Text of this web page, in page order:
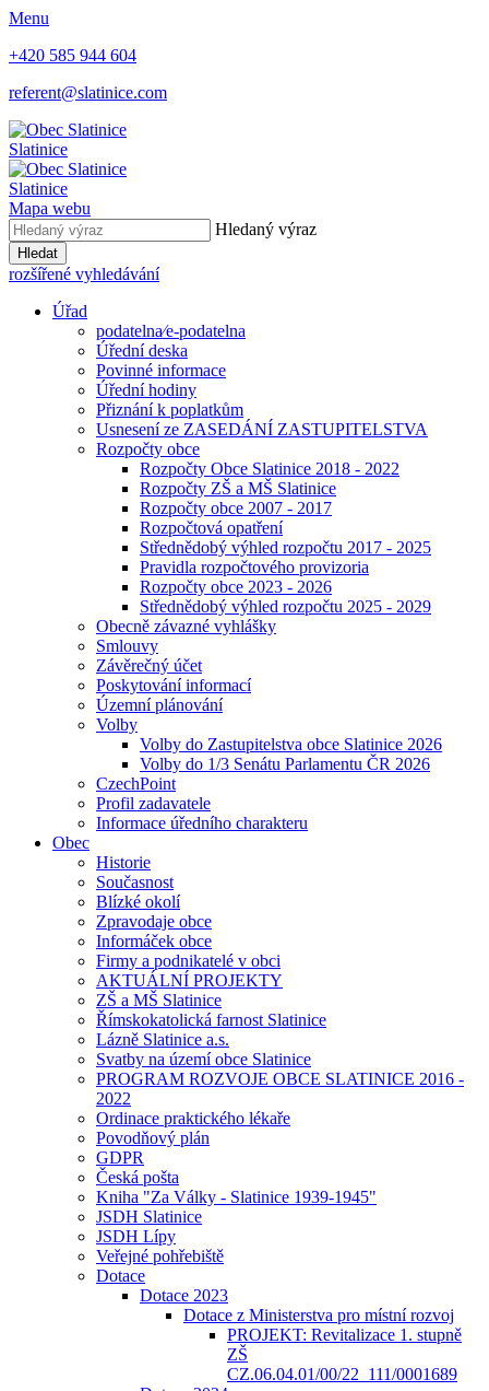
Menu
+420 585 944 604
referent@slatinice.com
Slatinice
Slatinice
Mapa webu
Hledaný výraz
Hledat
rozšířené vyhledávání
Úřad
podatelna⁄e-podatelna
Úřední deska
Povinné informace
Úřední hodiny
Přiznání k poplatkům
Usnesení ze ZASEDÁNÍ ZASTUPITELSTVA
Rozpočty obce
Rozpočty Obce Slatinice 2018 - 2022
Rozpočty ZŠ a MŠ Slatinice
Rozpočty obce 2007 - 2017
Rozpočtová opatření
Střednědobý výhled rozpočtu 2017 - 2025
Pravidla rozpočtového provizoria
Rozpočty obce 2023 - 2026
Střednědobý výhled rozpočtu 2025 - 2029
Obecně závazné vyhlášky
Smlouvy
Závěrečný účet
Poskytování informací
Územní plánování
Volby
Volby do Zastupitelstva obce Slatinice 2026
Volby do 1/3 Senátu Parlamentu ČR 2026
CzechPoint
Profil zadavatele
Informace úředního charakteru
Obec
Historie
Současnost
Blízké okolí
Zpravodaje obce
Informáček obce
Firmy a podnikatelé v obci
AKTUÁLNÍ PROJEKTY
ZŠ a MŠ Slatinice
Římskokatolická farnost Slatinice
Lázně Slatinice a.s.
Svatby na území obce Slatinice
PROGRAM ROZVOJE OBCE SLATINICE 2016 -
2022
Ordinace praktického lékaře
Povodňový plán
GDPR
Česká pošta
Kniha "Za Války - Slatinice 1939-1945"
JSDH Slatinice
JSDH Lípy
Veřejné pohřebiště
Dotace
Dotace 2023
Dotace z Ministerstva pro místní rozvoj
PROJEKT: Revitalizace 1. stupně
ZŠ
CZ.06.04.01/00/22_111/0001689